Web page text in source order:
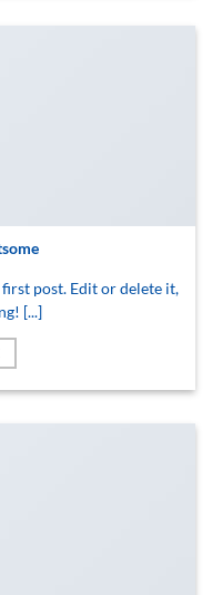
post. Edit or delete it,
[...]